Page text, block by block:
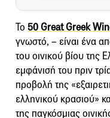
To 50 Great Greek
γνωστό, – είναι ένα
του οινικού βίου της
εμφάνισή του πριν
προβολή της
ελληνικού κρασιού»
της παγκόσμιας